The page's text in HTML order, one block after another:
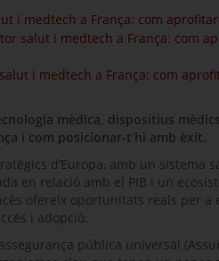
i medtech a França: com
salut i medtech a França: com
i medtech a França: com
mèdica, dispositius
i com posicionar-t’hi amb èxit.
d’Europa, amb un
en relació amb el PIB i un
ofereix oportunitats reals per a
i adopció.
pública universal